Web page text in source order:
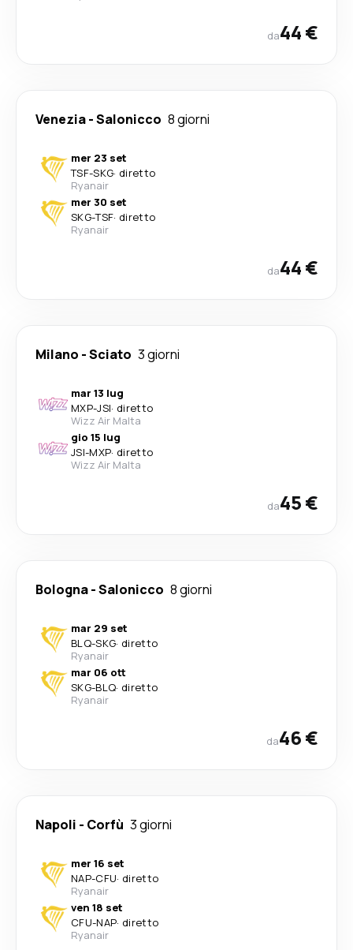
da44 €
Venezia-Salonicco 8 giorni
mer 23 set
TSF-SKG· diretto
Ryanair
mer 30 set
SKG-TSF· diretto
Ryanair
da44 €
Milano -Sciato 3 giorni
mar 13 lug
MXP-JSI· diretto
Wizz Air Malta
gio 15 lug
JSI-MXP· diretto
Wizz Air Malta
da45 €
Bologna-Salonicco 8 giorni
mar 29 set
BLQ-SKG· diretto
Ryanair
mar 06 ott
SKG-BLQ· diretto
Ryanair
da46 €
Napoli - Corfù 3 giorni
mer 16 set
NAP-CFU· diretto
Ryanair
ven 18 set
CFU-NAP· diretto
Ryanair